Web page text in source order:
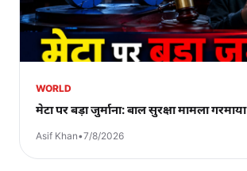
WORLD
मेटा पर बड़ा जुर्माना: बाल सुरक्षा मामला गरमाया
Asif Khan•7/8/2026